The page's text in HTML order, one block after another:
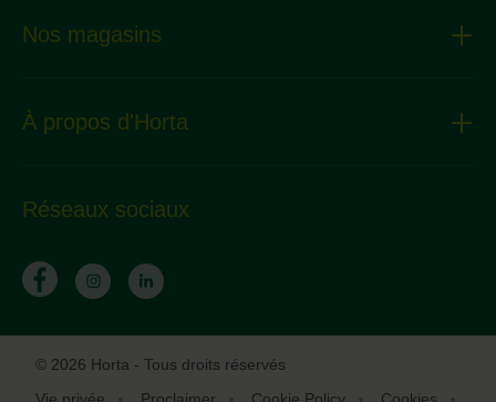
Nos magasins
À propos d'Horta
Réseaux sociaux
© 2026 Horta - Tous droits réservés